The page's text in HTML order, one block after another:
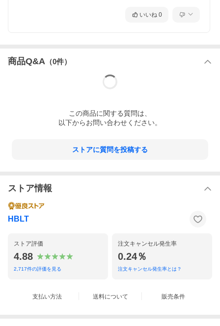
いいね 0
商品Q&A （0件）
この商品に関する質問は、
以下からお問い合わせください。
ストアに質問を投稿する
ストア情報
HBLT
ストア評価
4.88
2,717件の評価を見る
注文キャンセル発生率
0.24％
注文キャンセル発生率とは？
支払い方法 送料について 販売条件